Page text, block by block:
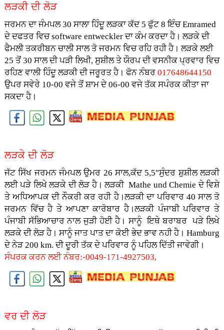
ਲੜਕੀ ਦੀ ਲੋੜ
ਜਰਮਨ ਦਾ ਜੰਮਪਲ 30 ਸਾਲਾ ਹਿੰਦੂ ਲੜਕਾ ਕੱਦ 5 ਫੁੱਟ 8 ਇੰਚ Emramed
ਦੇ ਦਫਤਰ ਵਿਚ software entweckler ਦਾ ਕੰਮ ਕਰਦਾ ਹੈ। ਲੜਕੇ ਦੀ
ਫੈਮਲੀ ਤਕਰੀਬਨ ਚਾਲੀ ਸਾਲ ਤੋ ਜਰਮਨ ਵਿਚ ਰਹਿ ਰਹੀ ਹੈ। ਲੜਕੇ ਲਈ
25 ਤੋਂ 30 ਸਾਲ ਦੀ ਪੜੀ ਲਿਖੀ, ਸੁਸ਼ੀਲ ਤੇ ਯੌਰਪ ਦੀ ਵਸਨੀਕ ਪ੍ਰਵਾਰ ਵਿਚ
ਰਹਿਣ ਵਾਲੀ ਹਿੰਦੂ ਲੜਕੀ ਦੀ ਜਰੂਰਤ ਹੈ। ਫੋਨ ਨੰਬਰ 017648644150
ਉਪਰ ਸਵੇਰੇ 10-00 ਵਜੇ ਤੋਂ ਸ਼ਾਮ ਦੇ 06-00 ਵਜੇ ਤੱਕ ਸਪੰਰਕ ਕੀਤਾ ਜਾ
ਸਕਦਾ ਹੈ।
ਲੜਕੇ ਦੀ ਲੋੜ
ਜੱਟ ਸਿੱਖ ਜਰਮਨ ਜੰਮਪਲ ਉਮਰ 26 ਸਾਲ,ਕੱਦ 5,5"ਸੁੰਦਰ ਸ਼ੁਸ਼ੀਲ ਲੜਕੀ
ਲਈ ਪੜੇ ਲਿਖੇ ਲੜਕੇ ਦੀ ਲੋੜ ਹੈ। ਲੜਕੀ Mathe und Chemie ਦੇ ਵਿਸ਼ੇ
ਤੇ ਅਧਿਆਪਕ ਦੀ ਨੌਕਰੀ ਕਰ ਰਹੀ ਹੈ।ਲੜਕੀ ਦਾ ਪਰਿਵਾਰ 40 ਸਾਲ ਤੋ
ਜਰਮਨ ਵਿੱਚ ਹੈ ਤੇ ਆਪਣਾ ਕਾਰੋਬਾਰ ਹੈ।ਲੜਕੀ ਪੰਜਾਬੀ ਪਰਿਵਾਰ ਤੇ
ਪੰਜਾਬੀ ਸੱਭਿਆਚਾਰ ਨਾਲ ਜੁੜੀ ਹੋਈ ਹੈ। ਸਾਨੂੰ ਇਥੇ ਬਰਾਬਰ ਪੜੇ ਲਿਖੇ
ਲੜਕੇ ਦੀ ਲੋੜ ਹੈ। ਸਾਨੂੰ ਜਾਤ ਪਾਤ ਦਾ ਕੋਈ ਭੇਦ ਭਾਵ ਨਹੀ ਹੈ। Hamburg
ਦੇ ਨੇੜ 200 km. ਦੀ ਦੂਰੀ ਤੱਕ ਦੇ ਪਰਿਵਾਰ ਨੂੰ ਪਹਿਲ ਦਿੱਤੀ ਜਾਵੇਗੀ।
ਸੰਪਰਕ ਕਰਨ ਲਈ ਨੰਬਰ:-0049-171-4927503,
ਵਰ ਦੀ ਲੋੜ